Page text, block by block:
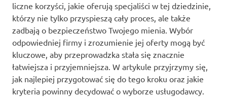
liczne korzyści, jakie oferują specjaliści w tej dziedzinie,
którzy nie tylko przyspieszą cały proces, ale także
zadbają o bezpieczeństwo Twojego mienia. Wybór
odpowiedniej firmy i zrozumienie jej oferty mogą być
kluczowe, aby przeprowadzka stała się znacznie
łatwiejsza i przyjemniejsza. W artykule przyjrzymy się,
jak najlepiej przygotować się do tego kroku oraz jakie
kryteria powinny decydować o wyborze usługodawcy.